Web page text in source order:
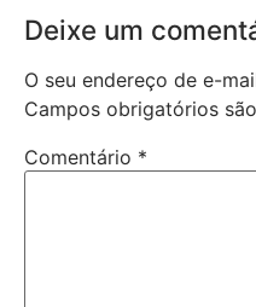
Deixe um
O seu endereço de e-
Campos obrigatórios
Comentário *